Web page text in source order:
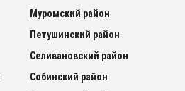
Муромский район
Петушинский район
Селивановский район
Собинский район